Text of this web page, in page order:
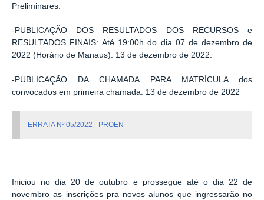
Preliminares:
-PUBLICAÇÃO DOS RESULTADOS DOS RECURSOS e
RESULTADOS FINAIS: Até 19:00h do dia 07 de dezembro de
2022 (Horário de Manaus): 13 de dezembro de 2022.
-PUBLICAÇÃO DA CHAMADA PARA MATRÍCULA dos
convocados em primeira chamada: 13 de dezembro de 2022
ERRATA Nº 05/2022 - PROEN
Iniciou no dia 20 de outubro e prossegue até o dia 22 de
novembro as inscrições pra novos alunos que ingressarão no